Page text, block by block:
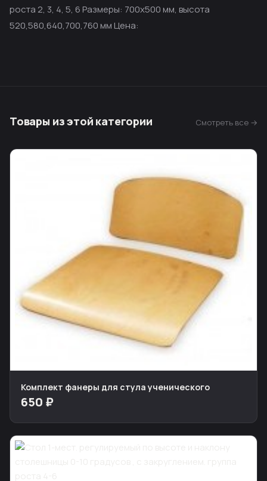
роста 2, 3, 4, 5, 6 Размеры: 700х500 мм, высота
520,580,640,700,760 мм Цена:
Товары из этой категории Смотреть все →
Комплект фанеры для стула ученического
650 ₽